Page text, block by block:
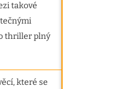
takové
thriller plný
které se